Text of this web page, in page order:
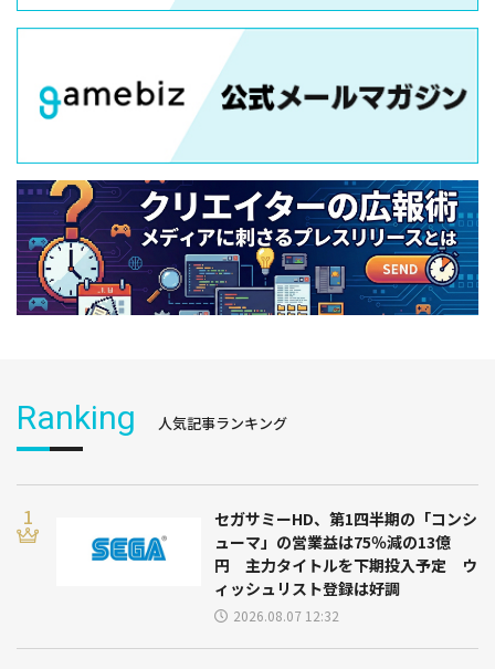
Ranking 人気記事ランキング
セガサミーHD、第1四半期の「コンシ
ューマ」の営業益は75％減の13億
円 主力タイトルを下期投入予定 ウ
ィッシュリスト登録は好調
2026.08.07 12:32